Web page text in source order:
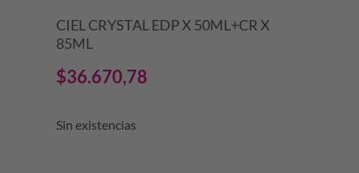
CIEL CRYSTAL EDP X 50ML+CR X
85ML
$36.670,78
Sin existencias